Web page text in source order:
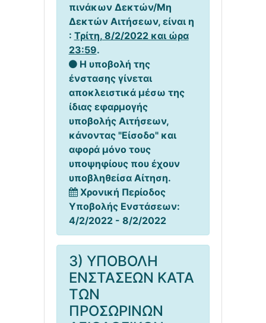
πινάκων Δεκτών/Μη
Δεκτών Αιτήσεων, είναι η
: Τρίτη, 8/2/2022 και ώρα
23:59.
Η υποβολή της
ένστασης γίνεται
αποκλειστικά μέσω της
ίδιας εφαρμογής
υποβολής Αιτήσεων,
κάνοντας "Είσοδο" και
αφορά μόνο τους
υποψηφίους που έχουν
υποβληθείσα Αίτηση.
Χρονική Περίοδος
Υποβολής Ενστάσεων:
4/2/2022 - 8/2/2022
3) ΥΠΟΒΟΛΗ
ΕΝΣΤΑΣΕΩΝ ΚΑΤΑ
ΤΩΝ
ΠΡΟΣΩΡΙΝΩΝ